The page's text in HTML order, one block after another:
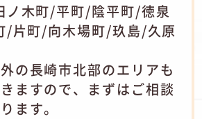
ノ木町/平町/陰平町/徳泉
/片町/向木場町/玖島/久原
の長崎市北部のエリアも
ますので、まずはご相談
ます。